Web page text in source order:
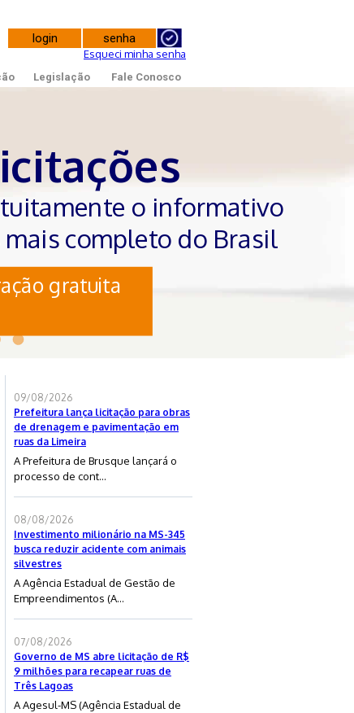
Esqueci minha senha
Legislação Fale Conosco
o informativo
completo do Brasil
gratuita
09/08/2026
Prefeitura lança licitação para obras
de drenagem e pavimentação em
ruas da Limeira
A Prefeitura de Brusque lançará o
processo de cont...
08/08/2026
Investimento milionário na MS-345
busca reduzir acidente com animais
silvestres
A Agência Estadual de Gestão de
Empreendimentos (A...
07/08/2026
Governo de MS abre licitação de R$
9 milhões para recapear ruas de
Três Lagoas
A Agesul-MS (Agência Estadual de